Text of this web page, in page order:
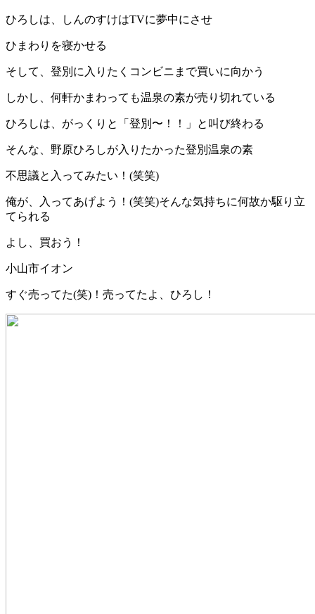
ひろしは、しんのすけはTVに夢中にさせ
ひまわりを寝かせる
そして、登別に入りたくコンビニまで買いに向かう
しかし、何軒かまわっても温泉の素が売り切れている
ひろしは、がっくりと「登別〜！！」と叫び終わる
そんな、野原ひろしが入りたかった登別温泉の素
不思議と入ってみたい！(笑笑)
俺が、入ってあげよう！(笑笑)そんな気持ちに何故か駆り立
てられる
よし、買おう！
小山市イオン
すぐ売ってた(笑)！売ってたよ、ひろし！